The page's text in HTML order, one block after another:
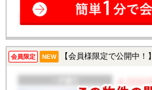
会員限定 NEW 【会員様限定で公開中！】